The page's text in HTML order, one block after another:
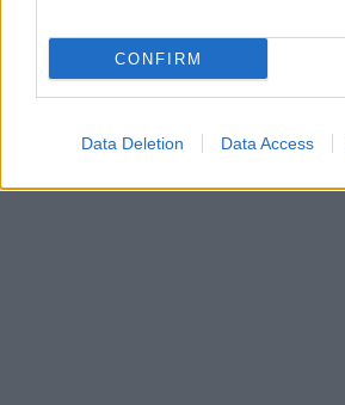
CONFIRM
Data Deletion Data Access